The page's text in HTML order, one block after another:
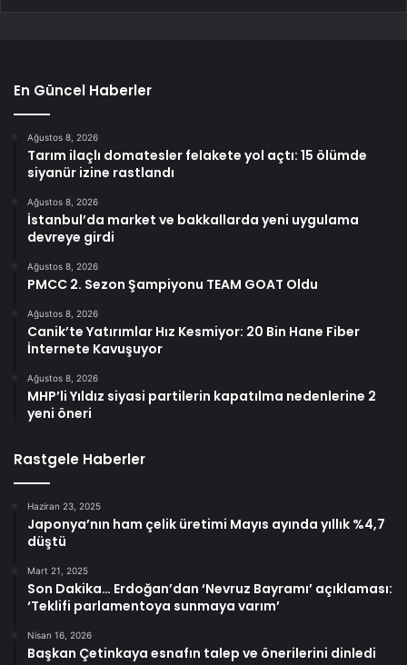
En Güncel Haberler
Ağustos 8, 2026
Tarım ilaçlı domatesler felakete yol açtı: 15 ölümde
siyanür izine rastlandı
Ağustos 8, 2026
İstanbul’da market ve bakkallarda yeni uygulama
devreye girdi
Ağustos 8, 2026
PMCC 2. Sezon Şampiyonu TEAM GOAT Oldu
Ağustos 8, 2026
Canik’te Yatırımlar Hız Kesmiyor: 20 Bin Hane Fiber
İnternete Kavuşuyor
Ağustos 8, 2026
MHP’li Yıldız siyasi partilerin kapatılma nedenlerine 2
yeni öneri
Rastgele Haberler
Haziran 23, 2025
Japonya’nın ham çelik üretimi Mayıs ayında yıllık %4,7
düştü
Mart 21, 2025
Son Dakika… Erdoğan’dan ‘Nevruz Bayramı’ açıklaması:
‘Teklifi parlamentoya sunmaya varım’
Nisan 16, 2026
Başkan Çetinkaya esnafın talep ve önerilerini dinledi